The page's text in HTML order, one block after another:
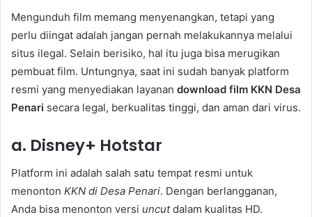
Mengunduh film memang menyenangkan, tetapi yang
perlu diingat adalah jangan pernah melakukannya melalui
situs ilegal. Selain berisiko, hal itu juga bisa merugikan
pembuat film. Untungnya, saat ini sudah banyak platform
resmi yang menyediakan layanan download film KKN Desa
Penari secara legal, berkualitas tinggi, dan aman dari virus.
a. Disney+ Hotstar
Platform ini adalah salah satu tempat resmi untuk
menonton KKN di Desa Penari. Dengan berlangganan,
Anda bisa menonton versi uncutdalam kualitas HD.